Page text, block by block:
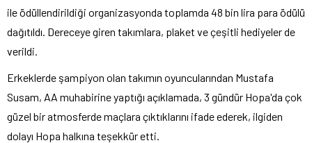
ile ödüllendirildiği organizasyonda toplamda 48 bin lira para ödülü
dağıtıldı. Dereceye giren takımlara, plaket ve çeşitli hediyeler de
verildi.
Erkeklerde şampiyon olan takımın oyuncularından Mustafa
Susam, AA muhabirine yaptığı açıklamada, 3 gündür Hopa'da çok
güzel bir atmosferde maçlara çıktıklarını ifade ederek, ilgiden
dolayı Hopa halkına teşekkür etti.